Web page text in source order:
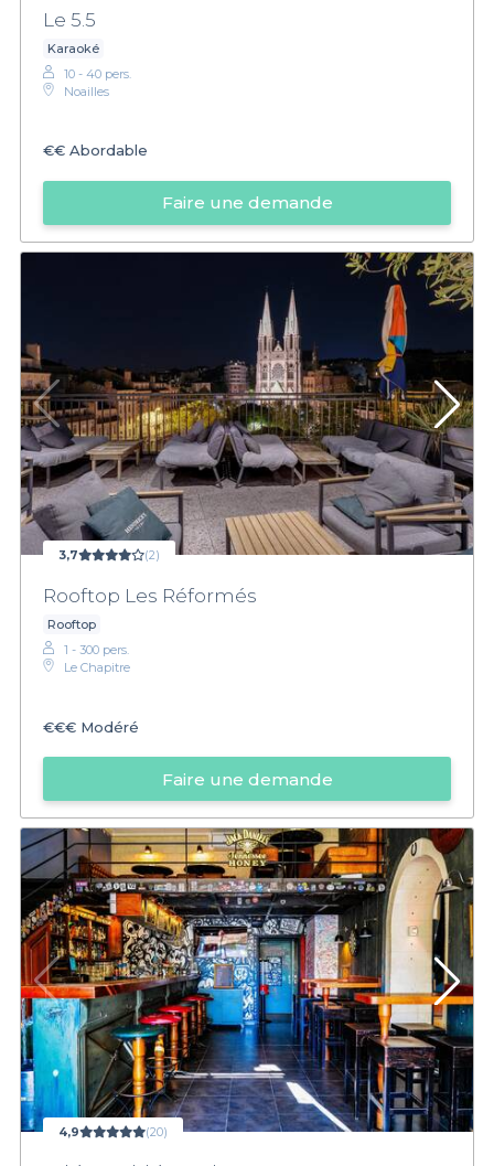
Le 5.5
Karaoké
10 - 40 pers.
Noailles
€€ Abordable
Faire une demande
3,7 (2)
Rooftop Les Réformés
Rooftop
1 - 300 pers.
Le Chapitre
€€€ Modéré
Faire une demande
4,9 (20)